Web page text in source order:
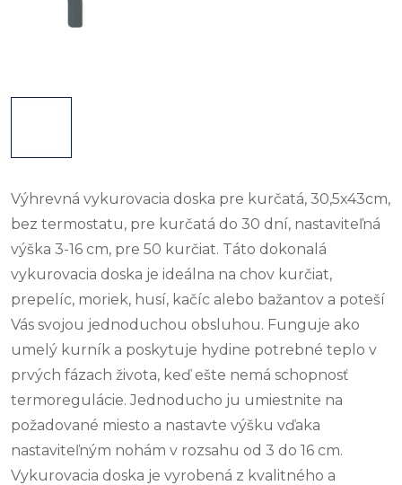
Výhrevná vykurovacia doska pre kurčatá, 30,5x43cm,
bez termostatu, pre kurčatá do 30 dní, nastaviteľná
výška 3-16 cm, pre 50 kurčiat. Táto dokonalá
vykurovacia doska je ideálna na chov kurčiat,
prepelíc, moriek, husí, kačíc alebo bažantov a poteší
Vás svojou jednoduchou obsluhou. Funguje ako
umelý kurník a poskytuje hydine potrebné teplo v
prvých fázach života, keď ešte nemá schopnosť
termoregulácie. Jednoducho ju umiestnite na
požadované miesto a nastavte výšku vďaka
nastaviteľným nohám v rozsahu od 3 do 16 cm.
Vykurovacia doska je vyrobená z kvalitného a